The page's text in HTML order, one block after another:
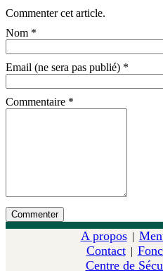
Commenter cet article.
Nom *
Email (ne sera pas publié) *
Commentaire *
A propos |
Contact |
Centre de